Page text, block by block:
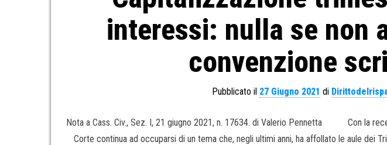
interessi: nulla se non
convenzione
Pubblicato il 27 Giugno 2021 di
Nota a Cass. Civ., Sez. I, 21 giugno 2021, n. 17634. di Valerio Pennetta Con la
Corte continua ad occuparsi di un tema che, negli ultimi anni, ha affollato le aule dei